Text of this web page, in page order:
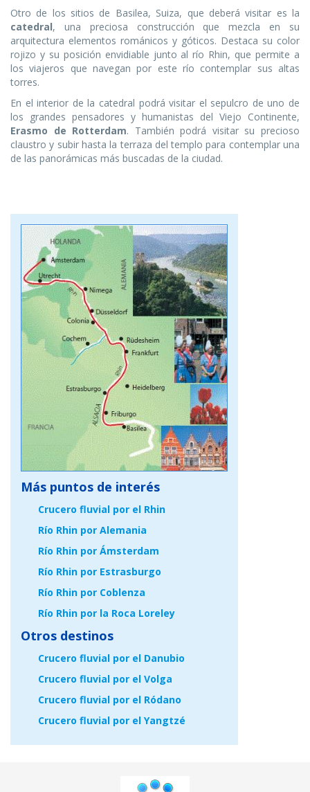
Otro de los sitios de Basilea, Suiza, que deberá visitar es la
catedral, una preciosa construcción que mezcla en su
arquitectura elementos románicos y góticos. Destaca su color
rojizo y su posición envidiable junto al río Rhin, que permite a
los viajeros que navegan por este río contemplar sus altas
torres.
En el interior de la catedral podrá visitar el sepulcro de uno de
los grandes pensadores y humanistas del Viejo Continente,
Erasmo de Rotterdam. También podrá visitar su precioso
claustro y subir hasta la terraza del templo para contemplar una
de las panorámicas más buscadas de la ciudad.
Más puntos de interés
Crucero fluvial por el Rhin
Río Rhin por Alemania
Río Rhin por Ámsterdam
Río Rhin por Estrasburgo
Río Rhin por Coblenza
Río Rhin por la Roca Loreley
Otros destinos
Crucero fluvial por el Danubio
Crucero fluvial por el Volga
Crucero fluvial por el Ródano
Crucero fluvial por el Yangtzé